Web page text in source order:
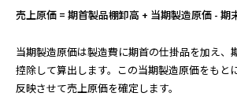
売上原価 = 期首製品棚卸高 + 当期製造原価 - 期
当期製造原価は製造費に期首の仕掛品を加え、
控除して算出します。この当期製造原価をもと
反映させて売上原価を確定します。